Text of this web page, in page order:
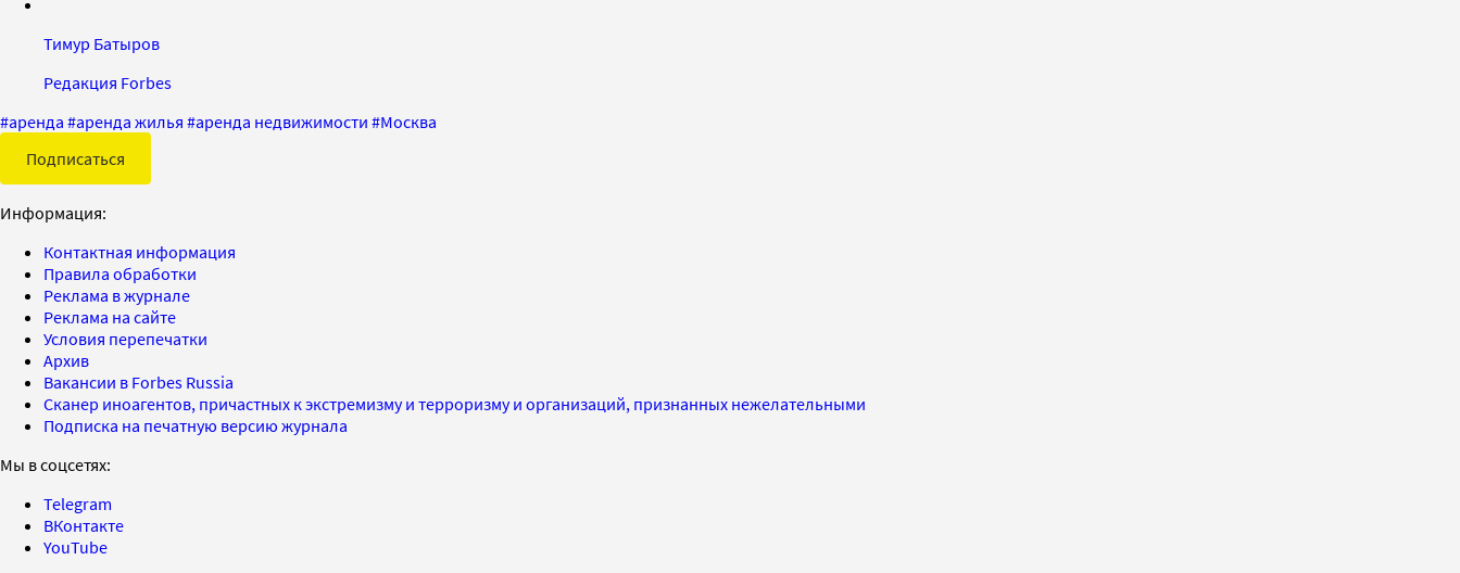
Тимур Батыров
Редакция Forbes
#аренда #аренда жилья #аренда недвижимости #Москва
Подписаться
Информация:
Контактная информация
Правила обработки
Реклама в журнале
Реклама на сайте
Условия перепечатки
Архив
Вакансии в Forbes Russia
Сканер иноагентов, причастных к экстремизму и терроризму и организаций, признанных нежелательными
Подписка на печатную версию журнала
Мы в соцсетях:
Telegram
ВКонтакте
YouTube